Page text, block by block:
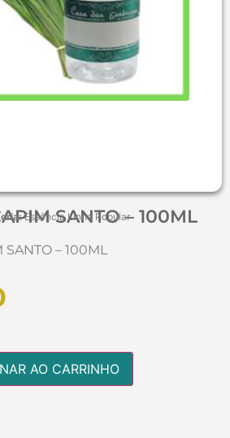
SANTO – 100ML
Essência Linha Popular
SANTO – 100ML
AO CARRINHO